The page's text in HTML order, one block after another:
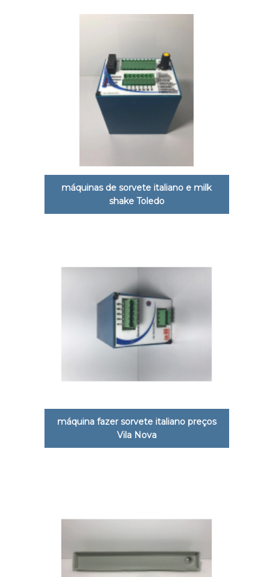
máquinas de sorvete italiano e milk
shake Toledo
máquina fazer sorvete italiano preços
Vila Nova